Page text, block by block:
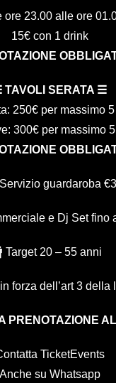
ore 23.00 alle ore
15€ con 1 drink
TAVOLI SERATA ☰
250€ per massimo
300€ per massimo
guardaroba €3
e Dj Set fino
Target 20 – 55 anni
forza dell’art 3
PRENOTAZIONE
TicketEvents
Anche su Whatsapp